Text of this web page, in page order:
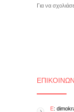
Για να
E: